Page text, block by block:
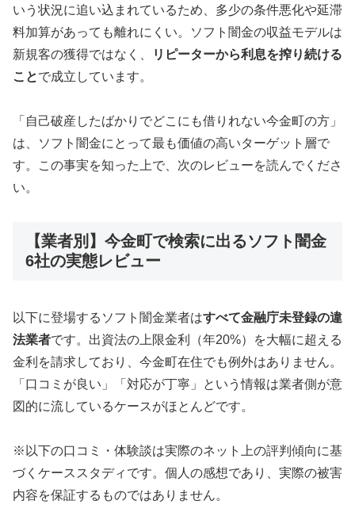
いう状況に追い込まれているため、多少の条件悪化や延滞
料加算があっても離れにくい。ソフト闇金の収益モデルは
新規客の獲得ではなく、
リピーターから利息を搾り続ける
ことで成立しています。
「自己破産したばかりでどこにも借りれない今金町の方」
は、ソフト闇金にとって最も価値の高いターゲット層で
す。この事実を知った上で、次のレビューを読んでくださ
い。
【業者別】今金町で検索に出るソフト闇金
6社の実態レビュー
以下に登場するソフト闇金業者はすべて金融庁未登録の違
法業者です。出資法の上限金利（年20%）を大幅に超える
金利を請求しており、今金町在住でも例外はありません。
「口コミが良い」「対応が丁寧」という情報は業者側が意
図的に流しているケースがほとんどです。
※以下の口コミ・体験談は実際のネット上の評判傾向に基
づくケーススタディです。個人の感想であり、実際の被害
内容を保証するものではありません。